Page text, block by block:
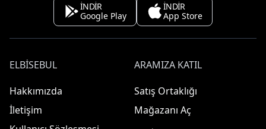
İNDİR
Google Play
İNDİR
App Store
ELBISEBUL
Hakkımızda
İletişim
ARAMIZA KATIL
Satış Ortaklığı
Mağazanı Aç